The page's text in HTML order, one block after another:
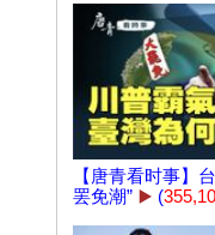
【唐青看时事】
罢免潮” ▶️ (